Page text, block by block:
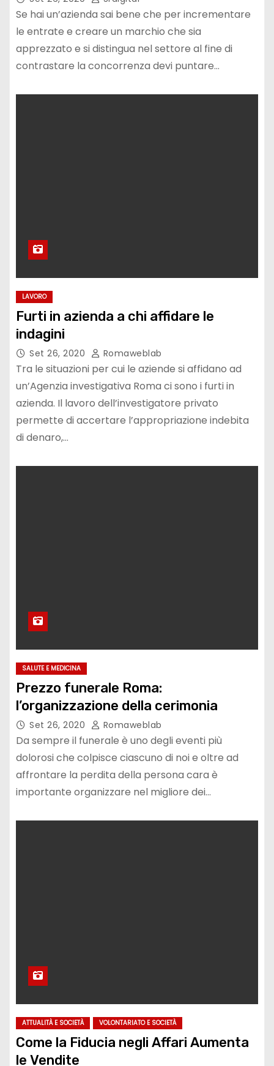
Se hai un’azienda sai bene che per incrementare
le entrate e creare un marchio che sia
apprezzato e si distingua nel settore al fine di
contrastare la concorrenza devi puntare…
LAVORO
Furti in azienda a chi affidare le
indagini
Set 26, 2020 Romaweblab
Tra le situazioni per cui le aziende si affidano ad
un’Agenzia investigativa Roma ci sono i furti in
azienda. Il lavoro dell’investigatore privato
permette di accertare l’appropriazione indebita
di denaro,…
SALUTE E MEDICINA
Prezzo funerale Roma:
l’organizzazione della cerimonia
Set 26, 2020 Romaweblab
Da sempre il funerale è uno degli eventi più
dolorosi che colpisce ciascuno di noi e oltre ad
affrontare la perdita della persona cara è
importante organizzare nel migliore dei…
ATTUALITÀ E SOCIETÀ VOLONTARIATO E SOCIETÀ
Come la Fiducia negli Affari Aumenta
le Vendite